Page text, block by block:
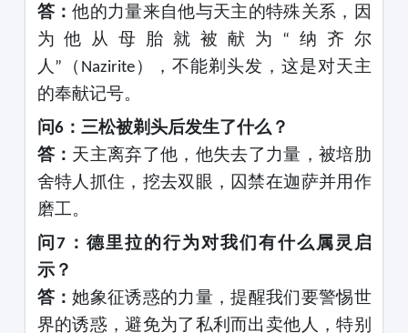
答：他的力量来自他与天主的特殊关系，因
为他从母胎就被献为
“ 纳齐尔
人 ” （ Nazirite ），不能剃头发，这是对天主
的奉献记号。
问6：三松被剃头后发生了什么？
答： 天主离弃了他，他失去了力量，被培肋
舍特人抓住，挖去双眼，囚禁在迦萨并用作
磨工。
问7：德里拉的行为对我们有什么属灵启
示？
答：她象征诱惑的力量，提醒我们要警惕世
界的诱惑，避免为了私利而出卖他人，特别